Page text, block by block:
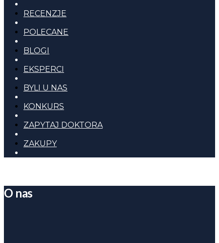
RECENZJE
POLECANE
BLOGI
EKSPERCI
BYLI U NAS
KONKURS
ZAPYTAJ DOKTORA
ZAKUPY
O nas